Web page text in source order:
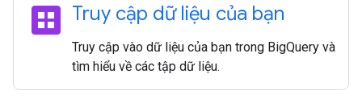
dataset Truy cập dữ liệu của bạn
Truy cập vào dữ liệu của bạn trong BigQuery và
tìm hiểu về các tập dữ liệu.